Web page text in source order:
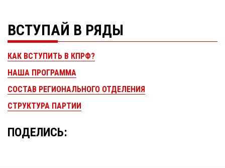
ВСТУПАЙ В РЯДЫ
КАК ВСТУПИТЬ В КПРФ?
НАША ПРОГРАММА
СОСТАВ РЕГИОНАЛЬНОГО ОТДЕЛЕНИЯ
СТРУКТУРА ПАРТИИ
ПОДЕЛИСЬ: